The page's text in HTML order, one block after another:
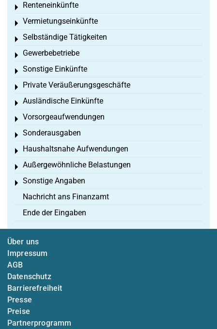
Renteneinkünfte
Toggle menu
Vermietungseinkünfte
Toggle menu
Selbständige Tätigkeiten
Toggle menu
Gewerbebetriebe
Toggle menu
Sonstige Einkünfte
Toggle menu
Private Veräußerungsgeschäfte
Toggle menu
Ausländische Einkünfte
Toggle menu
Vorsorgeaufwendungen
Toggle menu
Sonderausgaben
Toggle menu
Haushaltsnahe Aufwendungen
Toggle menu
Außergewöhnliche Belastungen
Toggle menu
Sonstige Angaben
Toggle menu
Nachricht ans Finanzamt
Ende der Eingaben
Über uns
Impressum
AGB
Datenschutz
Barrierefreiheit
Presse
Preise
Partnerprogramm